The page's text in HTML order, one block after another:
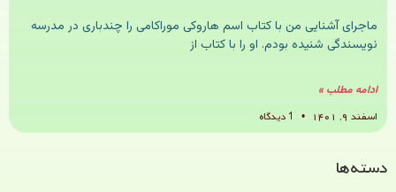
ماجرای آشنایی من با کتاب اسم هاروکی موراکامی را چندباری در مدرسه
نویسندگی شنیده بودم. او را با کتاب از
ادامه مطلب »
اسفند ۹, ۱۴۰۱
دسته‌ها